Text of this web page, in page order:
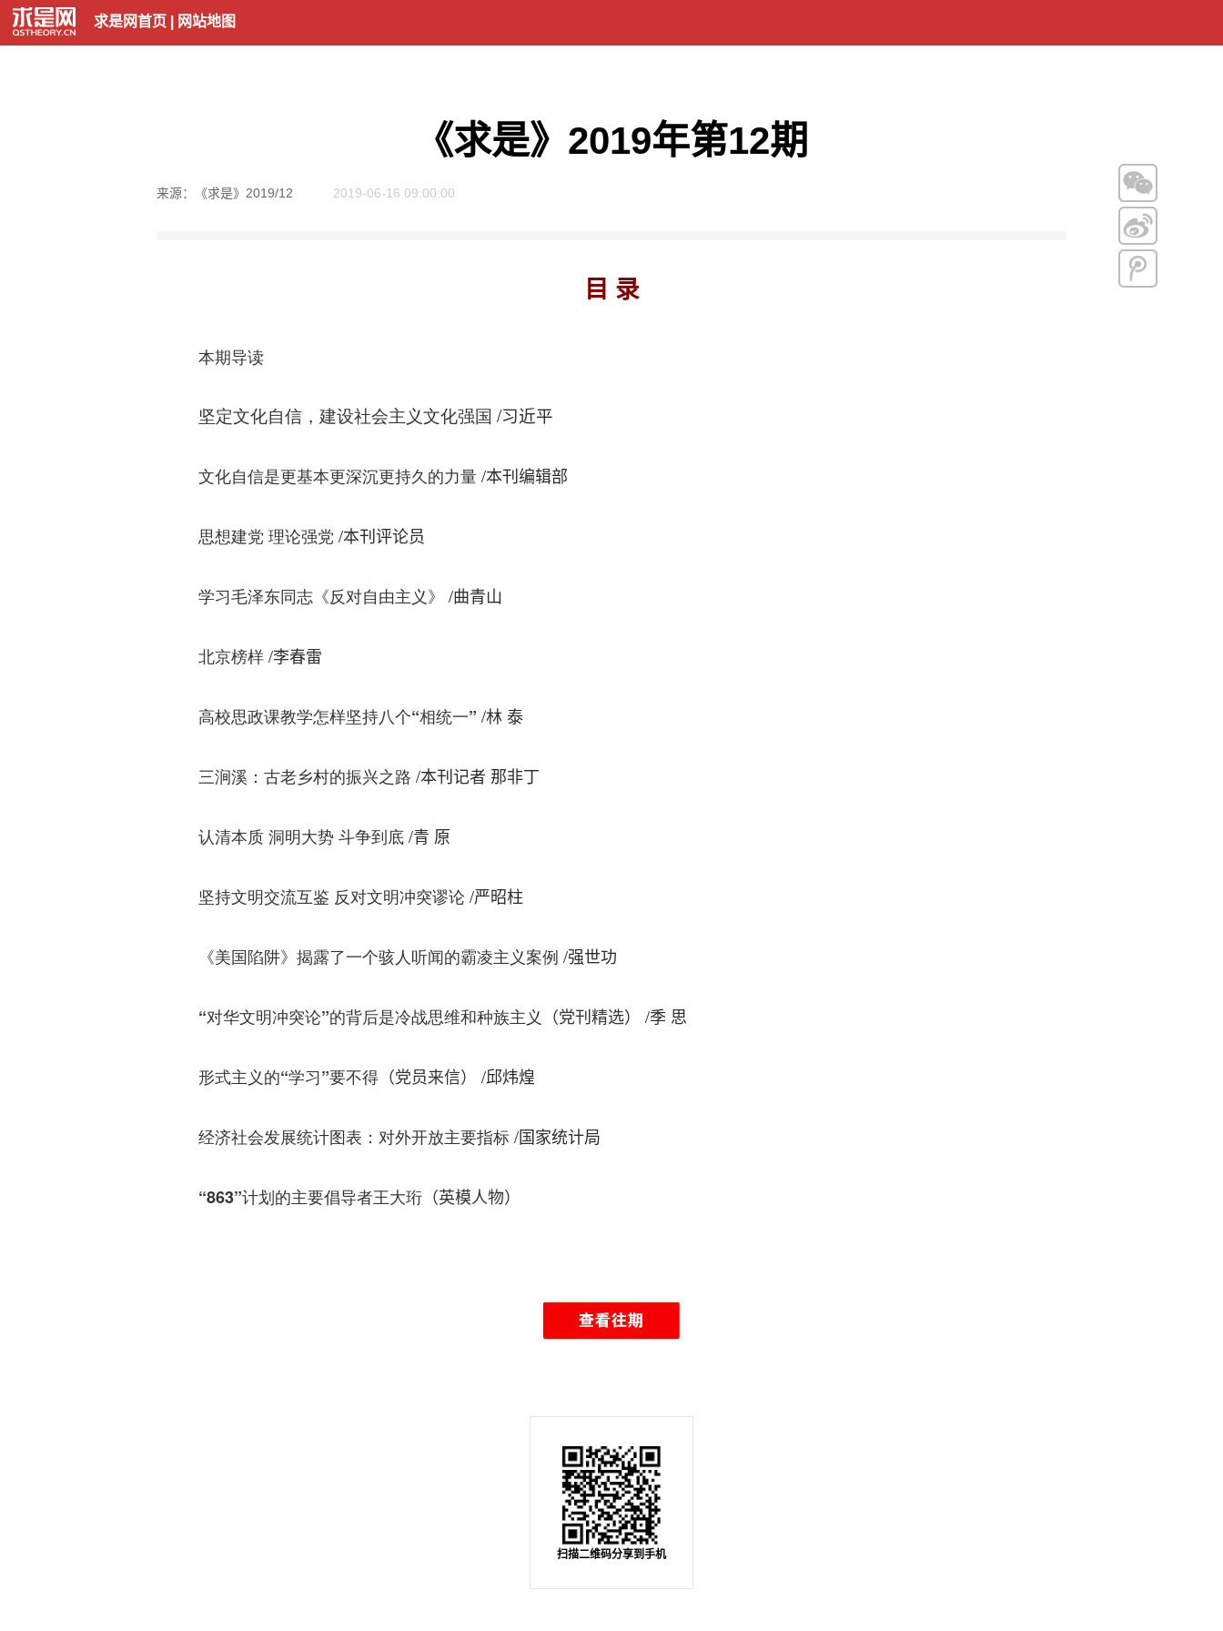
求是网首页 网站地图
《求是》2019年第12期
来源：《求是》2019/12 2019-06-16 09:00:00
目 录
本期导读
坚定文化自信，建设社会主义文化强国 /习近平
文化自信是更基本更深沉更持久的力量/本刊编辑部
思想建党 理论强党 /本刊评论员
学习毛泽东同志《反对自由主义》 /曲青山
北京榜样/李春雷
高校思政课教学怎样坚持八个“相统一” /林 泰
三涧溪：古老乡村的振兴之路 /本刊记者 那非丁
认清本质 洞明大势 斗争到底/青 原
坚持文明交流互鉴 反对文明冲突谬论 /严昭柱
《美国陷阱》揭露了一个骇人听闻的霸凌主义案例 /强世功
“对华文明冲突论”的背后是冷战思维和种族主义 （党刊精选） /季 思
形式主义的“学习”要不得 （党员来信） /邱炜煌
经济社会发展统计图表：对外开放主要指标/国家统计局
“863”计划的主要倡导者王大珩 （英模人物）
扫描二维码分享到手机